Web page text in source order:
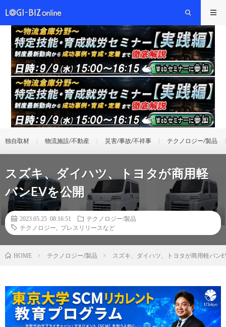
独自取材 物流施設/不動産 災害/事故/不祥事 テクノロジー/製品
スズキ、ダイハツ、トヨタが商用軽
バンEVを公開
2023.05.25 08:16:51
テクノロジー/製品
テクノロジー
プレスリリースなど
HOME テクノロジー/製品 スズキ、ダイハツ、トヨタが商用軽バン